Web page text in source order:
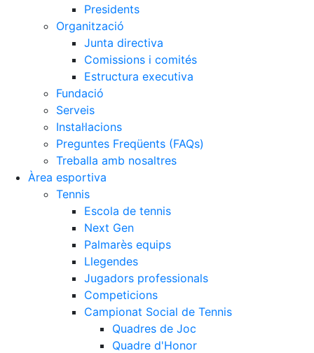
Presidents
Organització
Junta directiva
Comissions i comités
Estructura executiva
Fundació
Serveis
Instal·lacions
Preguntes Freqüents (FAQs)
Treballa amb nosaltres
Àrea esportiva
Tennis
Escola de tennis
Next Gen
Palmarès equips
Llegendes
Jugadors professionals
Competicions
Campionat Social de Tennis
Quadres de Joc
Quadre d'Honor